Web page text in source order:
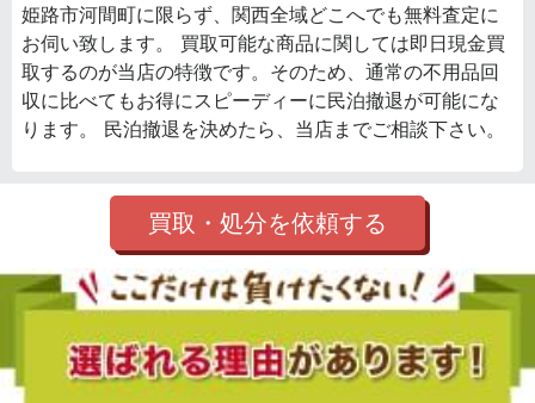
姫路市河間町に限らず、関西全域どこへでも無料査定に
お伺い致します。 買取可能な商品に関しては即日現金買
取するのが当店の特徴です。そのため、通常の不用品回
収に比べてもお得にスピーディーに民泊撤退が可能にな
ります。 民泊撤退を決めたら、当店までご相談下さい。
買取・処分を依頼する